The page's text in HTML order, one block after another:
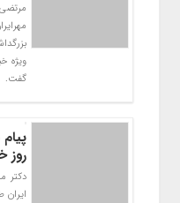
ويژه
گفت.
روز
دکتر
ایران